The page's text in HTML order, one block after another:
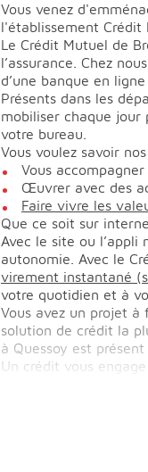
Vous venez
l'établissement Crédit
Le Crédit Mutuel de
l’assurance. Chez
d’une banque en
Présents dans les
mobiliser chaque jour
votre bureau.
Vous voulez savoir
Vous
Œuvrer avec des
Faire vivre les
Que ce soit sur
Avec le site ou l’appli
autonomie. Avec le
virement instantané
votre quotidien et à
Vous avez un projet
solution de crédit la
à Quessoy est
Un crédit vous